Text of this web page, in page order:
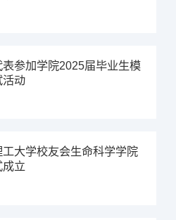
表参加学院2025届毕业生模
活动
工大学校友会生命科学学院
成立